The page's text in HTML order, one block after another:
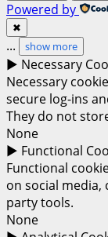
Powered by
✖
... show more
► Necessary
Necessary
secure log-ins
They do not
None
► Functional
Functional
on social media,
party tools.
None